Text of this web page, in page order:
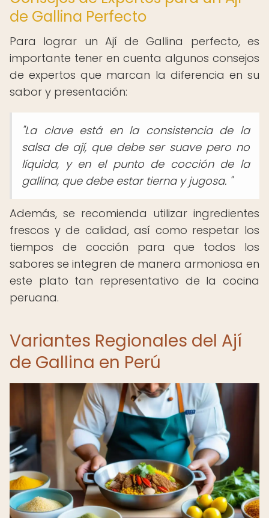
de Gallina Perfecto
Para lograr un Ají de Gallina perfecto, es
importante tener en cuenta algunos consejos
de expertos que marcan la diferencia en su
sabor y presentación:
"La clave está en la consistencia de la
salsa de ají, que debe ser suave pero no
líquida, y en el punto de cocción de la
gallina, que debe estar tierna y jugosa. "
Además, se recomienda utilizar ingredientes
frescos y de calidad, así como respetar los
tiempos de cocción para que todos los
sabores se integren de manera armoniosa en
este plato tan representativo de la cocina
peruana.
Variantes Regionales del Ají
de Gallina en Perú